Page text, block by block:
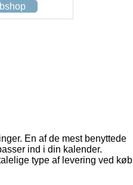
En af de mest benyttede
ind i din kalender.
type af levering ved køb